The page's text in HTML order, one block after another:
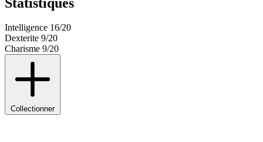
Intelligence 16/20
Dexterite 9/20
Charisme 9/20
Collectionner